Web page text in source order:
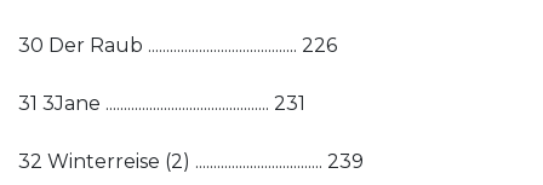
30 Der Raub ......................................... 226
31 3Jane ............................................. 231
32 Winterreise (2) ................................... 239